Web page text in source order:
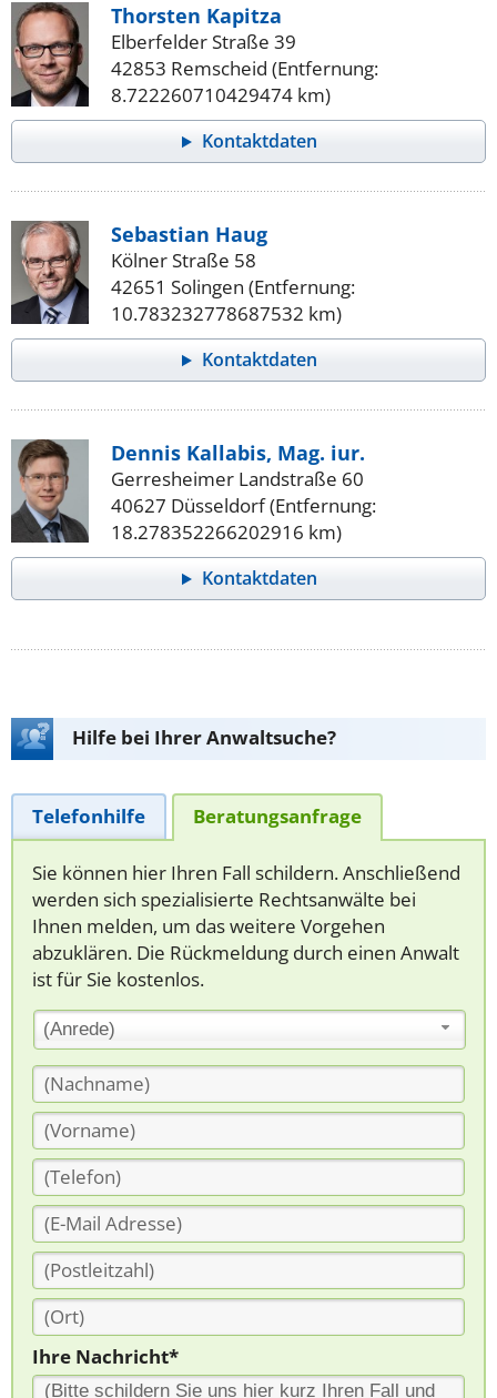
Thorsten Kapitza
Elberfelder Straße 39
42853 Remscheid (Entfernung:
8.722260710429474 km)
Kontaktdaten
Sebastian Haug
Kölner Straße 58
42651 Solingen (Entfernung:
10.783232778687532 km)
Kontaktdaten
Dennis Kallabis, Mag. iur.
Gerresheimer Landstraße 60
40627 Düsseldorf (Entfernung:
18.278352266202916 km)
Kontaktdaten
Hilfe bei Ihrer Anwaltsuche?
Telefonhilfe Beratungsanfrage
Sie können hier Ihren Fall schildern. Anschließend
werden sich spezialisierte Rechtsanwälte bei
Ihnen melden, um das weitere Vorgehen
abzuklären. Die Rückmeldung durch einen Anwalt
ist für Sie kostenlos.
(Anrede)
Ihre Nachricht*